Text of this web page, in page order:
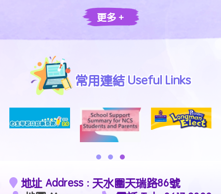
更多 +
常用連結 Useful Links
地址 Address : 天水圍天瑞路86號